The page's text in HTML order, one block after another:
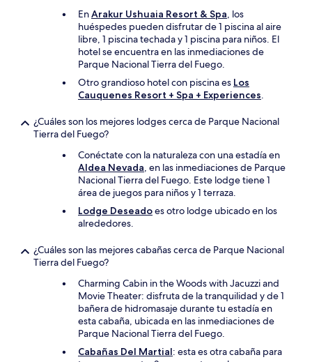
EnArakur Ushuaia Resort & Spa, los
huéspedes pueden disfrutar de 1 piscina al aire
libre, 1 piscina techada y 1 piscina para niños. El
hotel se encuentra en las inmediaciones de
Parque Nacional Tierra del Fuego.
Otro grandioso hotel con piscina es Los
Cauquenes Resort + Spa + Experiences.
¿Cuáles son los mejores lodges cerca de Parque Nacional
Tierra del Fuego?
Conéctate con la naturaleza con una estadía en
Aldea Nevada, en las inmediaciones de Parque
Nacional Tierra del Fuego. Este lodge tiene 1
área de juegos para niños y 1 terraza.
Lodge Deseadoes otro lodge ubicado en los
alrededores.
¿Cuáles son las mejores cabañas cerca de Parque Nacional
Tierra del Fuego?
Charming Cabin in the Woods with Jacuzzi and
Movie Theater: disfruta de la tranquilidad y de 1
bañera de hidromasaje durante tu estadía en
esta cabaña, ubicada en las inmediaciones de
Parque Nacional Tierra del Fuego.
Cabañas Del Martial: esta es otra cabaña para